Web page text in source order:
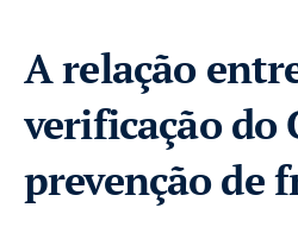
A relação
verificação do
prevenção de